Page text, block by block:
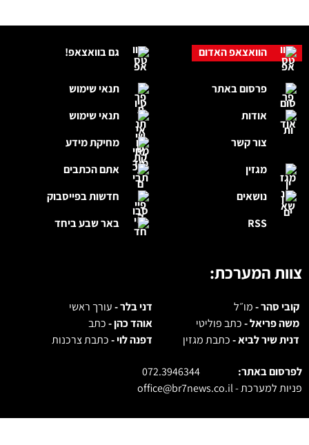
גם בוואצאפ!
תנאי שימוש
תנאי שימוש
מחיקת מידע
אתם הכתבים
חדשות בפייסבוק
באר שבע ביחד
הוואצאפ האדום
פרסום באתר
אודות
צור קשר
מגזין
נושאים
RSS
צוות המערכת:
קובי סהר -מו״ל דני בלר -עורך ראשי
משה פריאל -כתב פוליטי אוהד כהן -כתב
דנית שיר לביא -כתבת מגזין דפנה לוי -כתבת צרכנות
לפרסום באתר:
072.3946344
פניות למערכת -office@br7news.co.il